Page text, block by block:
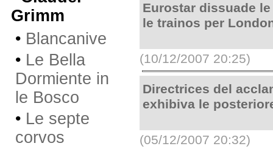
Grimm
• Blancanive
• Le Bella
Dormiente in
le Bosco
• Le septe
corvos
Eurostar dissuade
le trainos per
(10/12/2007 20:25)
Directrices del
exhibiva le
(05/12/2007 20:32)